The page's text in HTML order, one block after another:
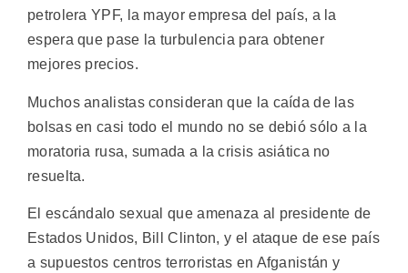
petrolera YPF, la mayor empresa del país, a la
espera que pase la turbulencia para obtener
mejores precios.
Muchos analistas consideran que la caída de las
bolsas en casi todo el mundo no se debió sólo a la
moratoria rusa, sumada a la crisis asiática no
resuelta.
El escándalo sexual que amenaza al presidente de
Estados Unidos, Bill Clinton, y el ataque de ese país
a supuestos centros terroristas en Afganistán y